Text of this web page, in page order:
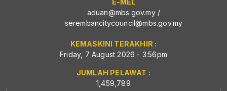
aduan@mbs.gov.my/
serembancitycouncil@mbs.gov.my
KEMASKINI TERAKHIR :
Friday, 7 August 2026 - 3:56pm
JUMLAH PELAWAT :
1,459,789